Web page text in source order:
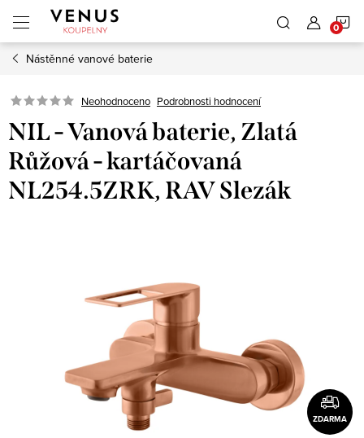
obsah
Nástěnné vanové baterie
Neohodnoceno Podrobnosti hodnocení
NIL - Vanová baterie, Zlatá
Růžová - kartáčovaná
NL254.5ZRK, RAV Slezák
ZDARMA